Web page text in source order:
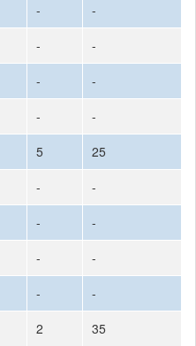
-
-
-
-
-
-
-
-
5
25
-
-
-
-
-
-
-
-
2 35